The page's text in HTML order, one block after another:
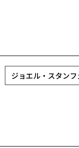
ジョエル・スタン